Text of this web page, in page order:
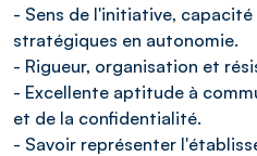
- Sens de l'initiative,
stratégiques en autonomie.
- Rigueur, organisation et
- Excellente aptitude à
et de la confidentialité.
- Savoir représenter